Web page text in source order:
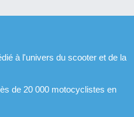
à l'univers du scooter et de la
de 20 000 motocyclistes en